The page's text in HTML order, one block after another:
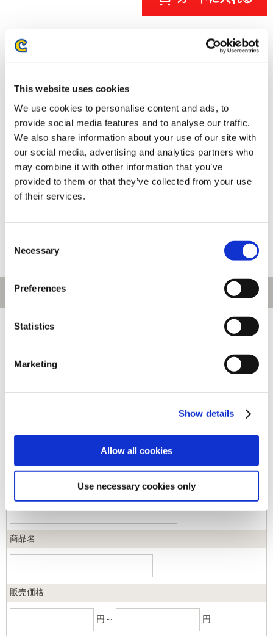
This website uses cookies
We use cookies to personalise content and ads, to
provide social media features and to analyse our traffic.
We also share information about your use of our site with
our social media, advertising and analytics partners who
may combine it with other information that you’ve
provided to them or that they’ve collected from your use
of their services.
Selection
Necessary
Preferences
Statistics
Marketing
Show details
Allow all cookies
Use necessary cookies only
【NS2】ストリートファイター6
Years 1-2 ファイターズエディシ
ョン
【NS2】デビル メイ クライ 5 デ
ビルハンターエディション
キーワード
商品名
販売価格
円～ 円